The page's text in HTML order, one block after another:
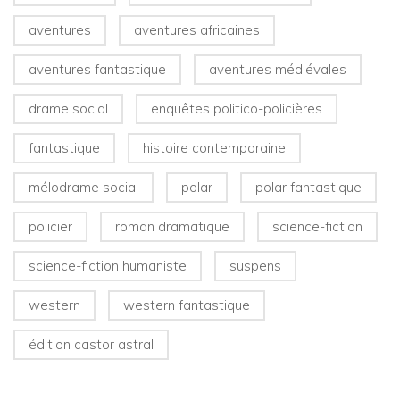
aventures aventures africaines
aventures fantastique aventures médiévales
drame social enquêtes politico-policières
fantastique histoire contemporaine
mélodrame social polar polar fantastique
policier roman dramatique science-fiction
science-fiction humaniste suspens
western western fantastique
édition castor astral